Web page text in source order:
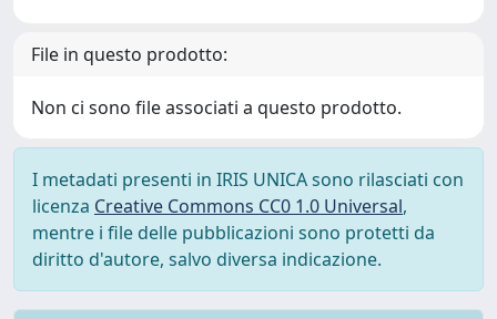
File in questo prodotto:
Non ci sono file associati a questo prodotto.
I metadati presenti in IRIS UNICA sono rilasciati con
licenza Creative Commons CC0 1.0 Universal,
mentre i file delle pubblicazioni sono protetti da
diritto d'autore, salvo diversa indicazione.